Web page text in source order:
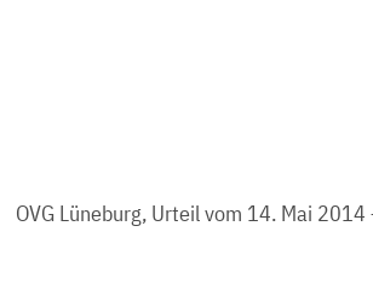
OVG Lüneburg, Urteil vom 14. Mai